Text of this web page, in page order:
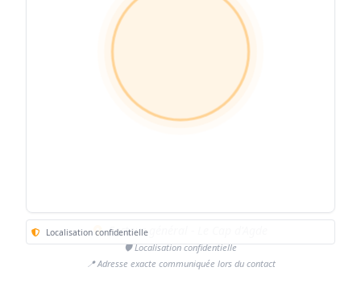
Localisation confidentielleSecteur général - Le Cap d'Agde
🛡️ Localisation confidentielle
📍 Adresse exacte communiquée lors du contact